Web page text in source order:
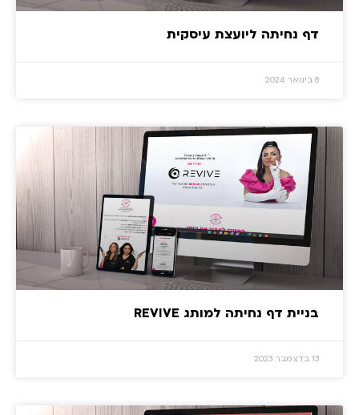
דף נחיתה ליועצת עיסקית
8 בינואר 2024
בניית דף נחיתה למותג REVIVE
13 בדצמבר 2023